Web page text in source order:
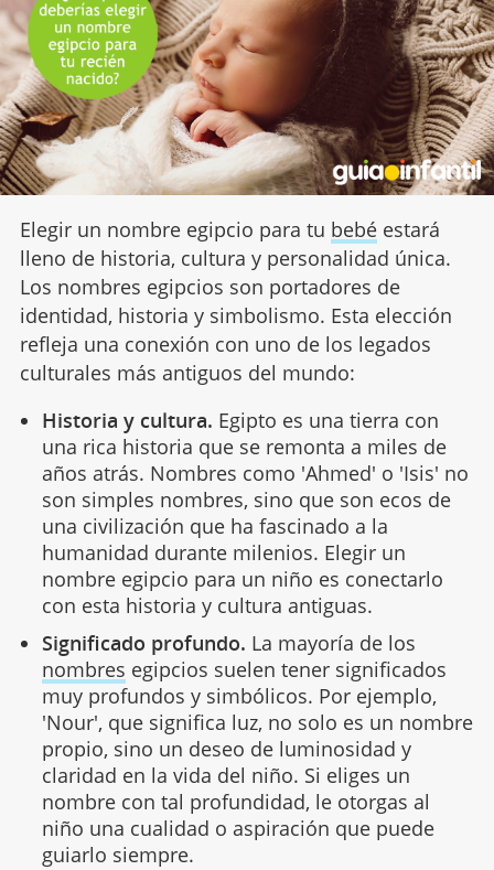
Elegir un nombre egipcio para tu bebéestará
lleno de historia, cultura y personalidad única.
Los nombres egipcios son portadores de
identidad, historia y simbolismo. Esta elección
refleja una conexión con uno de los legados
culturales más antiguos del mundo:
Historia y cultura. Egipto es una tierra con
una rica historia que se remonta a miles de
años atrás. Nombres como 'Ahmed' o 'Isis' no
son simples nombres, sino que son ecos de
una civilización que ha fascinado a la
humanidad durante milenios. Elegir un
nombre egipcio para un niño es conectarlo
con esta historia y cultura antiguas.
Significado profundo. La mayoría de los
nombres egipcios suelen tener significados
muy profundos y simbólicos. Por ejemplo,
'Nour', que significa luz, no solo es un nombre
propio, sino un deseo de luminosidad y
claridad en la vida del niño. Si eliges un
nombre con tal profundidad, le otorgas al
niño una cualidad o aspiración que puede
guiarlo siempre.